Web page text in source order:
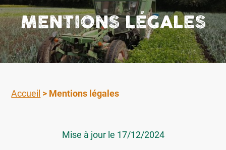
MENTIONS LÉGALES
Accueil > Mentions légales
Mise à jour le 17/12/2024